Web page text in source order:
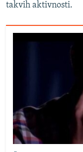
takvih aktivnosti.